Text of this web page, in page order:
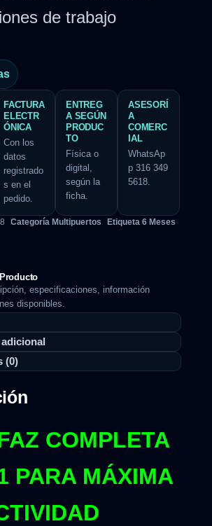
de trabajo
FACTURA
ELECTR
ÓNICA
Con los
datos
registrado
s en el
pedido.
ENTREG
A SEGÚN
PRODUC
TO
Física o
digital,
según la
ficha.
ASESORÍ
A
COMERC
IAL
WhatsAp
p 316 349
5618.
Categoría Multipuertos Etiqueta 6 Meses
especificaciones, información
disponibles.
(0)
COMPLETA
PARA MÁXIMA